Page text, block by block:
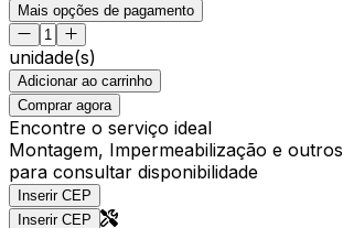
Mais opções de pagamento
unidade(s)
Adicionar ao carrinho
Comprar agora
Encontre o serviço ideal
Montagem, Impermeabilização e outros
para consultar disponibilidade
Inserir CEP
Inserir CEP